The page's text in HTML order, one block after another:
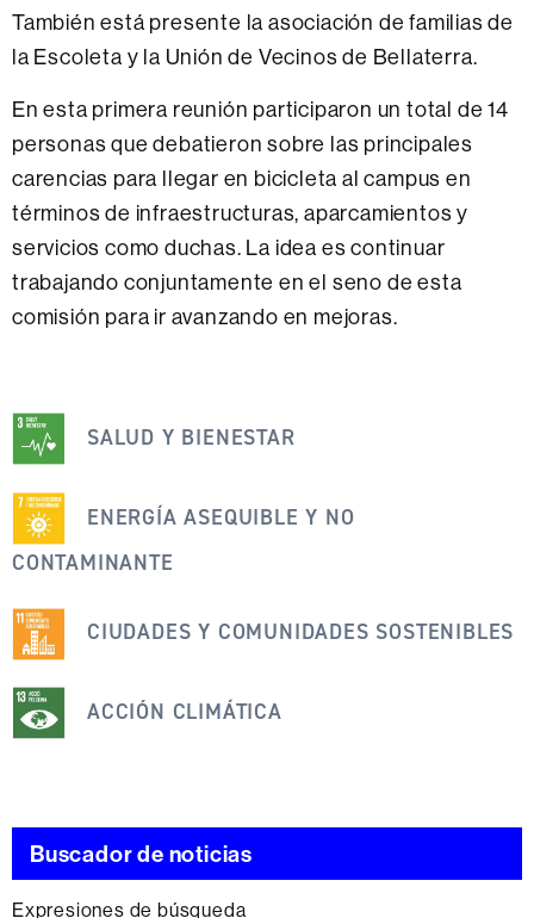
También está presente la asociación de familias de
la Escoleta y la Unión de Vecinos de Bellaterra.
En esta primera reunión participaron un total de 14
personas que debatieron sobre las principales
carencias para llegar en bicicleta al campus en
términos de infraestructuras, aparcamientos y
servicios como duchas. La idea es continuar
trabajando conjuntamente en el seno de esta
comisión para ir avanzando en mejoras.
noticia
se
engloba
dentro
de
los
siguientes
SALUD Y BIENESTAR
ENERGÍA ASEQUIBLE Y NO
CONTAMINANTE
CIUDADES Y COMUNIDADES SOSTENIBLES
ACCIÓN CLIMÁTICA
Buscador de noticias
Expresiones de búsqueda